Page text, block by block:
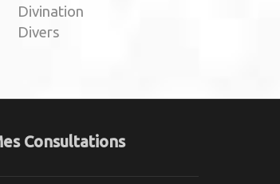
Divination
Divers
Consultations